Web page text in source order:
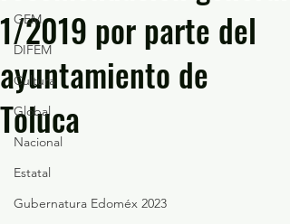
GEM
DIFEM
Cultura
Global
Nacional
Estatal
Gubernatura Edoméx 2023
1/2019 por parte del
ayuntamiento de
Toluca